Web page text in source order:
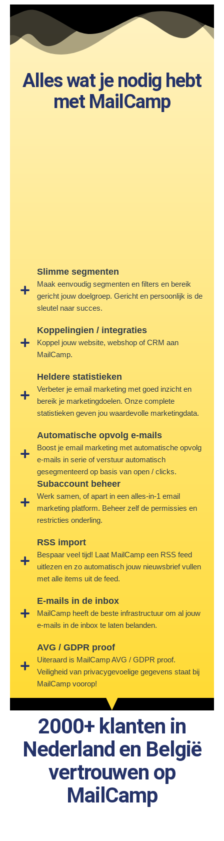
Alles wat je nodig hebt
met MailCamp
Slimme segmenten
Maak eenvoudig segmenten en filters en bereik
gericht jouw doelgroep. Gericht en persoonlijk is de
sleutel naar succes.
Koppelingien / integraties
Koppel jouw website, webshop of CRM aan
MailCamp.
Heldere statistieken
Verbeter je email marketing met goed inzicht en
bereik je marketingdoelen. Onze complete
statistieken geven jou waardevolle marketingdata.
Automatische opvolg e-mails
Boost je email marketing met automatische opvolg
e-mails in serie of verstuur automatisch
gesegmenteerd op basis van open / clicks.
Subaccount beheer
Werk samen, of apart in een alles-in-1 email
marketing platform. Beheer zelf de permissies en
restricties onderling.
RSS import
Bespaar veel tijd! Laat MailCamp een RSS feed
uitlezen en zo automatisch jouw nieuwsbrief vullen
met alle items uit de feed.
E-mails in de inbox
MailCamp heeft de beste infrastructuur om al jouw
e-mails in de inbox te laten belanden.
AVG / GDPR proof
Uiteraard is MailCamp AVG / GDPR proof.
Veiligheid van privacygevoelige gegevens staat bij
MailCamp voorop!
2000+ klanten in
Nederland en België
vertrouwen op
MailCamp